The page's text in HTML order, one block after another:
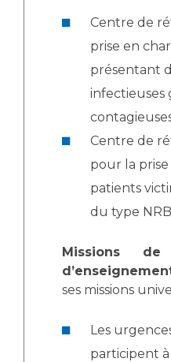
Centre de
prise en
présentant
infectieuses
Centre de
pour la
patients
du type
Missions
ses missions
Les
participent